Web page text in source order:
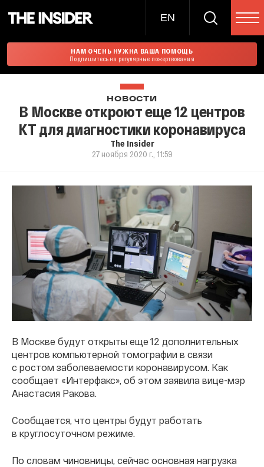
EN
НАМ ОЧЕНЬ НУЖНА ВАША ПОМОЩЬ
Подпишитесь на регулярные пожертвования
НОВОСТИ
В Москве откроют еще 12 центров
КТ для диагностики коронавируса
The Insider
27 ноября 2020 г., 11:59
В Москве будут открыты еще 12 дополнительных
центров компьютерной томографии в связи
с ростом заболеваемости коронавирусом. Как
сообщает «Интерфакс», об этом заявила вице-мэр
Анастасия Ракова.
Сообщается, что центры будут работать
в круглосуточном режиме.
По словам чиновницы, сейчас основная нагрузка